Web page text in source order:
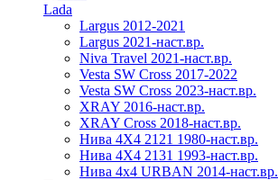
Lada
Largus 2012-2021
Largus 2021-наст.вр.
Niva Travel 2021-наст.вр.
Vesta SW Cross 2017-2022
Vesta SW Cross 2023-наст.вр.
XRAY 2016-наст.вр.
XRAY Cross 2018-наст.вр.
Нива 4X4 2121 1980-наст.вр.
Нива 4X4 2131 1993-наст.вр.
Нива 4х4 URBAN 2014-наст.вр.